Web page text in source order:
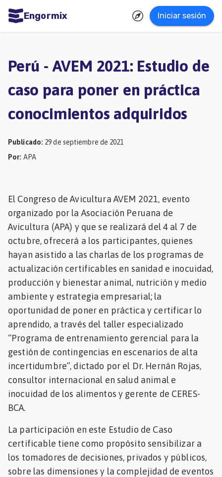
Engormix Iniciar sesión
Agricultura
Balanceados
Avicultura
Micotoxinas
Porcicultura
Mascotas
Perú - AVEM 2021: Estudio de
caso para poner en práctica
conocimientos adquiridos
Publicado: 29 de septiembre de 2021
Por: APA
El Congreso de Avicultura AVEM 2021, evento
organizado por la Asociación Peruana de
Avicultura (APA) y que se realizará del 4 al 7 de
octubre, ofrecerá a los participantes, quienes
hayan asistido a las charlas de los programas de
actualización certificables en sanidad e inocuidad,
producción y bienestar animal, nutrición y medio
ambiente y estrategia empresarial; la
oportunidad de poner en práctica y certificar lo
aprendido, a través del taller especializado
“Programa de entrenamiento gerencial para la
gestión de contingencias en escenarios de alta
incertidumbre”, dictado por el Dr. Hernán Rojas,
consultor internacional en salud animal e
inocuidad de los alimentos y gerente de CERES-
BCA.
La participación en este Estudio de Caso
certificable tiene como propósito sensibilizar a
los tomadores de decisiones, privados y públicos,
sobre las dimensiones y la complejidad de eventos